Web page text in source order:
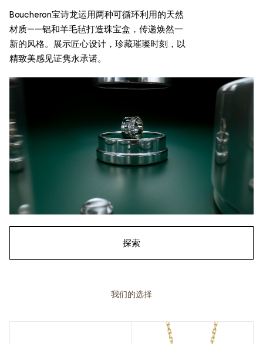
Boucheron宝诗龙运用两种可循环利用的天然
材质——铝和羊毛毡打造珠宝盒，传递焕然一
新的风格。展示匠心设计，珍藏璀璨时刻，以
精致美感见证隽永承诺。
探索
我们的选择